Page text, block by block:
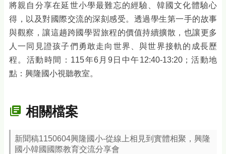
將親自分享在延世小學最難忘的經驗、韓國文化體驗心
得，以及對國際交流的深刻感受。透過學生第一手的故事
與觀察，讓這趟跨國學習旅程的價值持續擴散，也讓更多
人一同見證孩子們勇敢走向世界、與世界接軌的成長歷
程。活動時間：115年6月9日中午12:40-13:20；活動地
點：興隆國小視聽教室。
相關檔案
新聞稿1150604興隆國小-從線上相見到實體相聚，興隆
國小韓國國際教育交流分享會